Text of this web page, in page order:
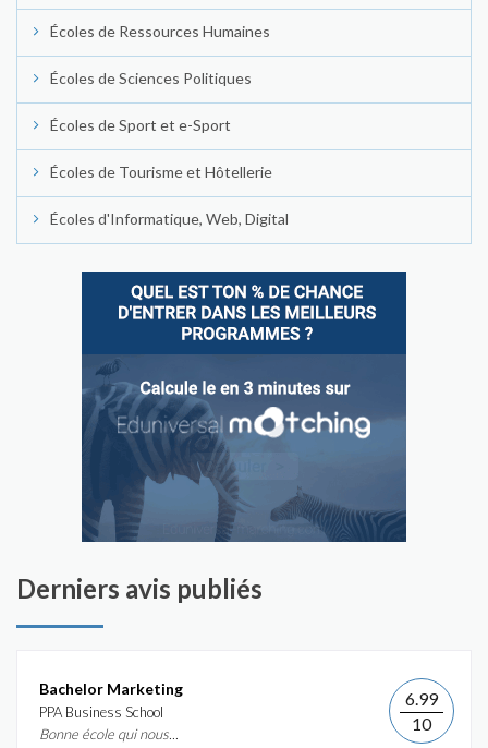
Écoles de Ressources Humaines
Écoles de Sciences Politiques
Écoles de Sport et e-Sport
Écoles de Tourisme et Hôtellerie
Écoles d'Informatique, Web, Digital
Derniers avis publiés
Bachelor Marketing
PPA Business School
Bonne école qui nous...
6.99
10